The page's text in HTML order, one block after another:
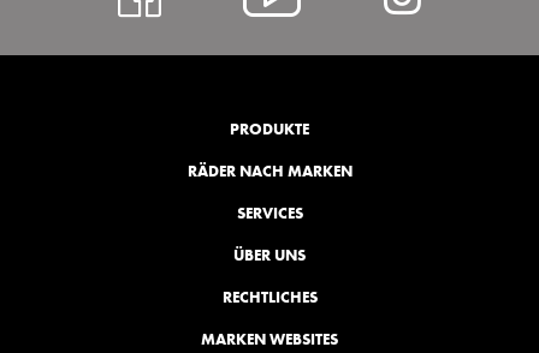
PRODUKTE
RÄDER NACH MARKEN
SERVICES
ÜBER UNS
RECHTLICHES
MARKEN WEBSITES